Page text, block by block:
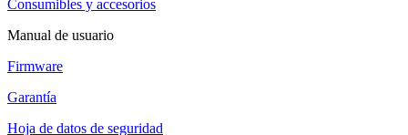
Consumibles y accesorios
Manual de usuario
Firmware
Garantía
Hoja de datos de seguridad